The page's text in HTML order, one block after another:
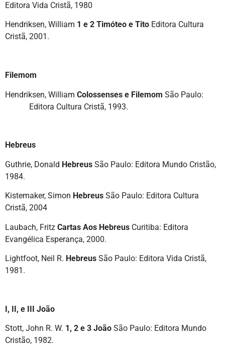
Editora Vida Cristã, 1980
Hendriksen, William 1 e 2 Timóteo e Tito Editora Cultura
Cristã, 2001.
Filemom
Hendriksen, William Colossenses e Filemom São Paulo:
Editora Cultura Cristã, 1993.
Hebreus
Guthrie, Donald Hebreus São Paulo: Editora Mundo Cristão,
1984.
Kistemaker, Simon Hebreus São Paulo: Editora Cultura
Cristã, 2004
Laubach, Fritz Cartas Aos Hebreus Curitiba: Editora
Evangélica Esperança, 2000.
Lightfoot, Neil R. Hebreus São Paulo: Editora Vida Cristã,
1981.
I, II, e III João
Stott, John R. W. 1, 2 e 3 João São Paulo: Editora Mundo
Cristão, 1982.